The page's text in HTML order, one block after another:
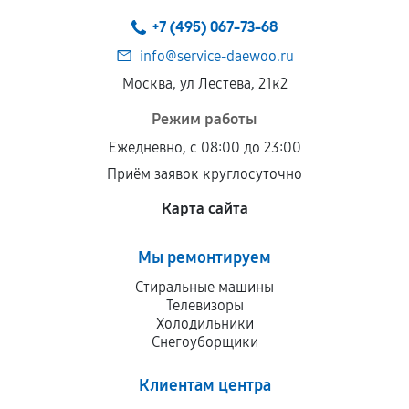
При этом гарантия на сами комплектующие
продавца. За качество сторонних деталей
сервисный центр ответственности не несет.
+7 (495) 067-73-68
info@service-daewoo.ru
Москва, ул Лестева, 21к2
Режим работы
Ежедневно, с 08:00 до 23:00
Приём заявок круглосуточно
Карта сайта
Мы ремонтируем
Стиральные машины
Телевизоры
Холодильники
Снегоуборщики
Клиентам центра